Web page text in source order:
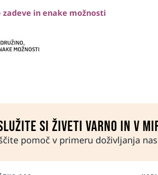
in enake možnosti
si živeti varno in v
pomoč v primeru doživljanja